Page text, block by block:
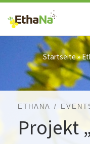
Zum Inhalt springen
Startseite»
ETHANA
Projekt